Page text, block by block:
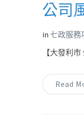
公司
in 七政服務
【大發利
Read